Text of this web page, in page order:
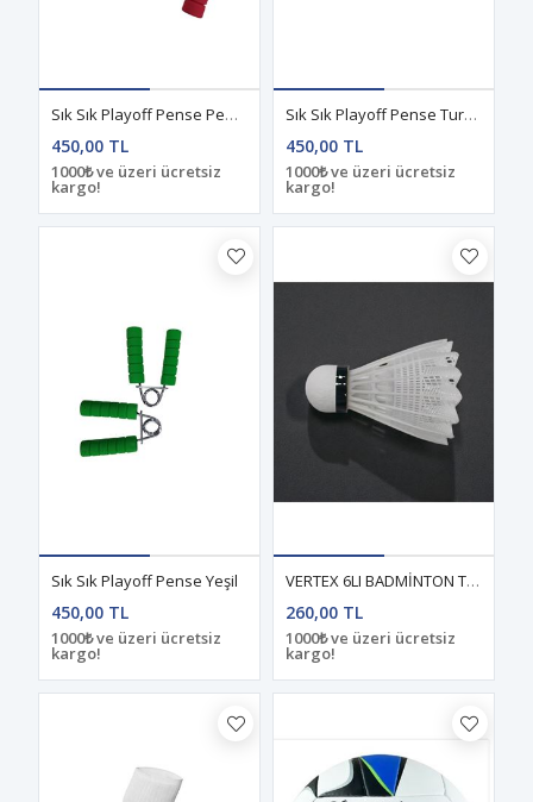
Sık Sık Playoff Pense Pembe
450,00 TL
1000₺ ve üzeri ücretsiz
kargo!
Sık Sık Playoff Pense Turuncu
450,00 TL
1000₺ ve üzeri ücretsiz
kargo!
Sık Sık Playoff Pense Yeşil
450,00 TL
1000₺ ve üzeri ücretsiz
kargo!
VERTEX 6LI BADMİNTON TOPU
260,00 TL
1000₺ ve üzeri ücretsiz
kargo!